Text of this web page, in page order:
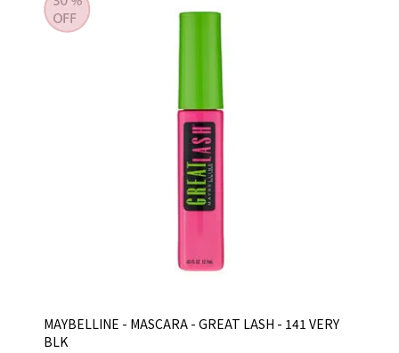
MAYBELLINE - MASCARA - GREAT LASH - 141 VERY
BLK